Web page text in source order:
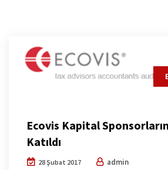
Ecovis Kapital
Katıldı
28 Şubat 2017 admin